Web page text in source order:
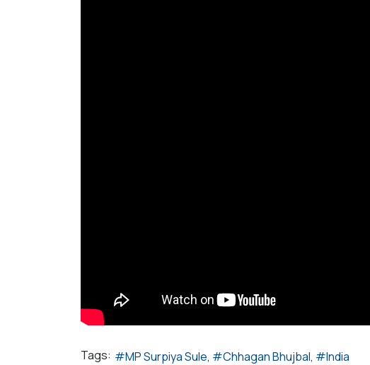
Tags: MP Surpiya Sule Chhagan Bhujbal India